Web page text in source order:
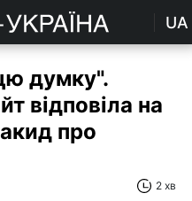
UA
думку".
відповіла на
про
2 хв